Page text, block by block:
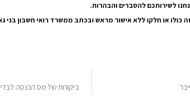
לשירותכם להסברים והבהרות.
או חלקו ללא אישור מראש ובכתב ממשרד רואי חשבון בני
ביקורות של מס הכנסה